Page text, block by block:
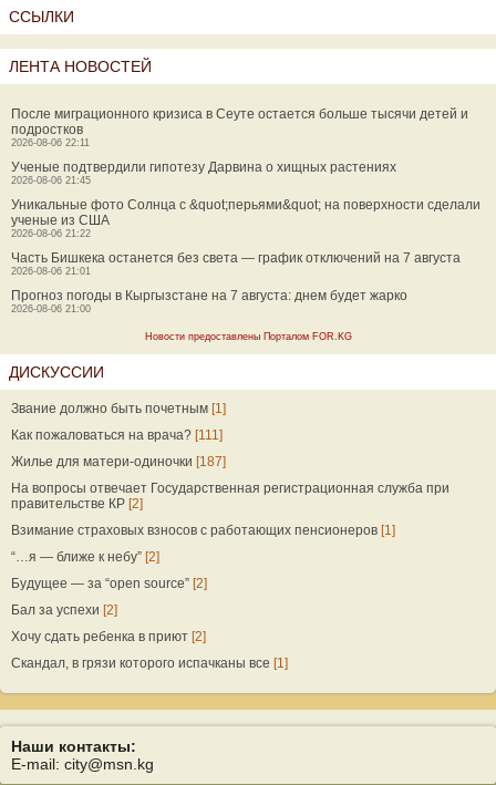
ССЫЛКИ
ЛЕНТА НОВОСТЕЙ
После миграционного кризиса в Сеуте остается больше тысячи детей и
подростков
2026-08-06 22:11
Ученые подтвердили гипотезу Дарвина о хищных растениях
2026-08-06 21:45
Уникальные фото Солнца с &quot;перьями&quot; на поверхности сделали
ученые из США
2026-08-06 21:22
Часть Бишкека останется без света — график отключений на 7 августа
2026-08-06 21:01
Прогноз погоды в Кыргызстане на 7 августа: днем будет жарко
2026-08-06 21:00
Новости предоставлены Порталом FOR.KG
ДИСКУССИИ
Звание должно быть почетным [1]
Как пожаловаться на врача? [111]
Жилье для матери-одиночки [187]
На вопросы отвечает Государственная регистрационная служба при
правительстве КР [2]
Взимание страховых взносов с работающих пенсионеров [1]
“…я — ближе к небу” [2]
Будущее — за “open source” [2]
Бал за успехи [2]
Хочу сдать ребенка в приют [2]
Скандал, в грязи которого испачканы все [1]
Наши контакты:
E-mail: city@msn.kg